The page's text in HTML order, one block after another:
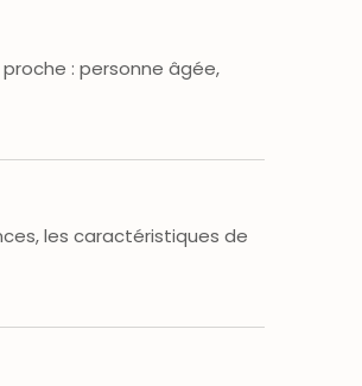
: personne âgée,
les caractéristiques de